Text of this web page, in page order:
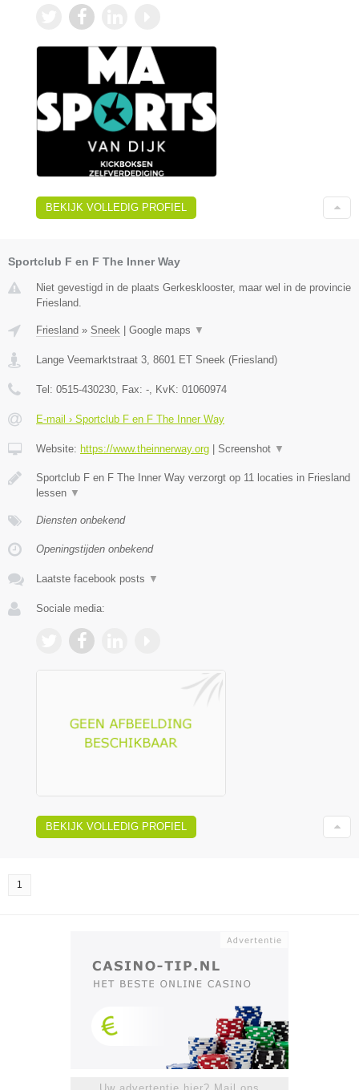
BEKIJK VOLLEDIG PROFIEL
Sportclub F en F The Inner Way
Niet gevestigd in de plaats Gerkesklooster, maar wel in de provincie
Friesland.
Friesland » Sneek | Google maps ▼
Lange Veemarktstraat 3 8601 ET Sneek (Friesland)
Tel: 0515-430230 , Fax: - , KvK: 01060974
E-mail › Sportclub F en F The Inner Way
Website: https://www.theinnerway.org | Screenshot ▼
Sportclub F en F The Inner Way verzorgt op 11 locaties in Friesland
lessen ▼
Diensten onbekend
Openingstijden onbekend
Laatste facebook posts ▼
Sociale media:
BEKIJK VOLLEDIG PROFIEL
1